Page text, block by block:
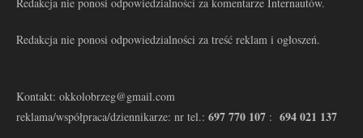
Redakcja nie ponosi odpowiedzialności za treść reklam i ogłoszeń.
Kontakt: okkolobrzeg@gmail.com
reklama/współpraca/dziennikarze: nr tel.: 697 770 107 : 694 021 137